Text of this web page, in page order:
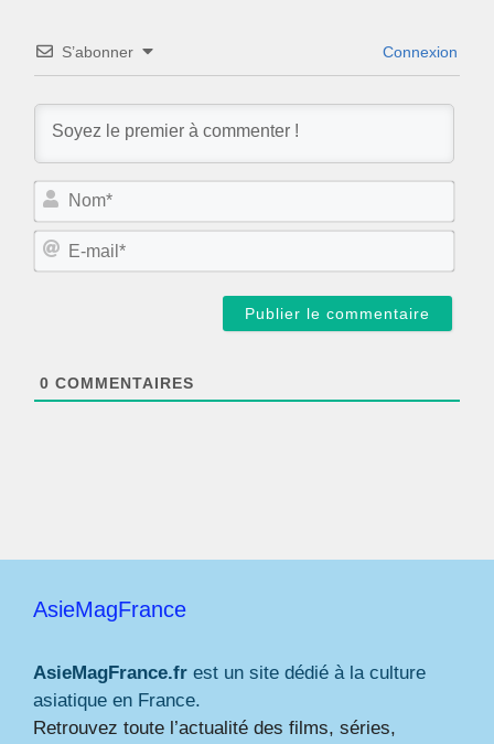
S’abonner Connexion
N
m
E
0 COMMENTAIRES
AsieMagFrance
AsieMagFrance.fr est un site dédié à la culture
asiatique en France.
Retrouvez toute l’actualité des films, séries,